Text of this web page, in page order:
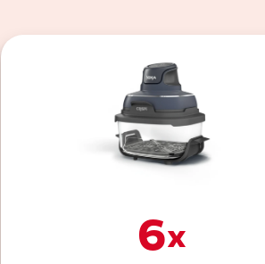
6x